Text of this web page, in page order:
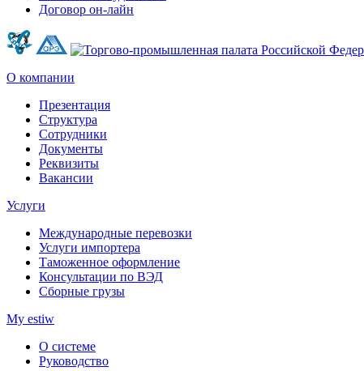
Договор он-лайн
О компании
Презентация
Структура
Сотрудники
Документы
Реквизиты
Вакансии
Услуги
Международные перевозки
Услуги импортера
Таможенное оформление
Консультации по ВЭД
Сборные грузы
My estiw
О системе
Руководство